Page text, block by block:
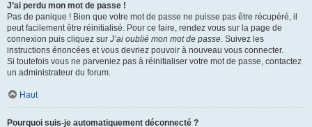
J’ai perdu mon mot de passe !
Pas de panique ! Bien que votre mot de passe ne puisse pas être récupéré, il
peut facilement être réinitialisé. Pour ce faire, rendez vous sur la page de
connexion puis cliquez sur J’ai oublié mon mot de passe. Suivez les
instructions énoncées et vous devriez pouvoir à nouveau vous connecter.
Si toutefois vous ne parveniez pas à réinitialiser votre mot de passe, contactez
un administrateur du forum.
Haut
Pourquoi suis-je automatiquement déconnecté ?